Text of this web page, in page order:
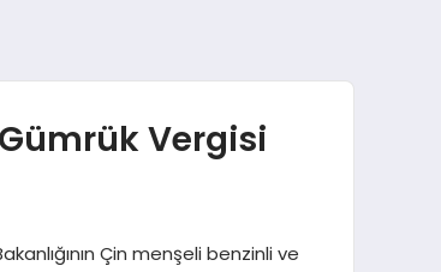
Vergisi
Çin menşeli benzinli ve